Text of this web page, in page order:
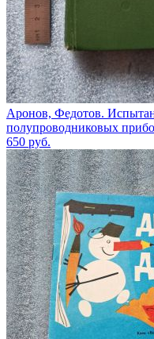
Аронов, Федотов.
полупроводниковых
650 руб.